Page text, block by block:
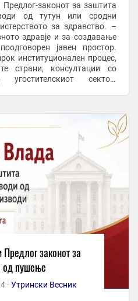
Предлог-законот за заштита
од тутун или сродни
за здравство. –
здравје и за создавање
јавен простор.
институционален процес,
страни, консултации со
угостителскиот сектор,
Предлог законот за
од пушење
-Утрински Весник